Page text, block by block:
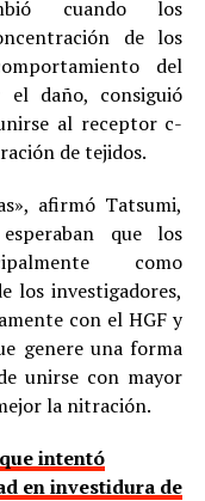
cuando los
de los
del
el daño, consiguió
al receptor c-
de tejidos.
afirmó Tatsumi,
que los
como
los investigadores,
con el HGF y
genere una forma
unirse con mayor
la nitración.
intentó
en investidura de